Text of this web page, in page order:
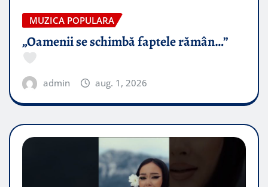
MUZICA POPULARA
„Oamenii se schimbă faptele rămân…”
admin aug. 1, 2026